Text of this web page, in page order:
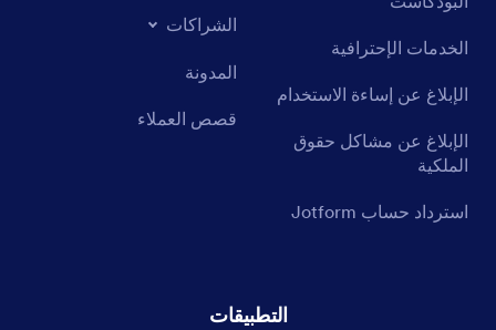
الخدمات الإحترافية
الإبلاغ عن إساءة الاستخدام
الإبلاغ عن مشاكل حقوق
الملكية
استرداد حساب Jotform
الشراكات
المدونة
قصص العملاء
التطبيقات